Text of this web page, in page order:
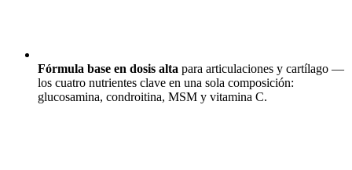
Fórmula base en dosis alta para articulaciones y cartílago —
los cuatro nutrientes clave en una sola composición:
glucosamina, condroitina, MSM y vitamina C.